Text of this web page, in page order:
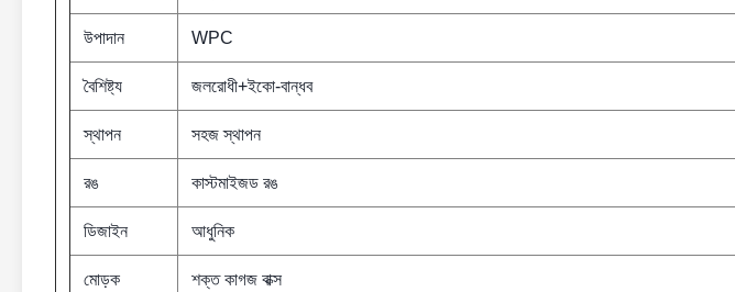
উপাদান WPC
বৈশিষ্ট্য জলরোধী+ইকো-বান্ধব
স্থাপন সহজ স্থাপন
রঙ কাস্টমাইজড রঙ
ডিজাইন আধুনিক
মোড়ক শক্ত কাগজ বাক্স